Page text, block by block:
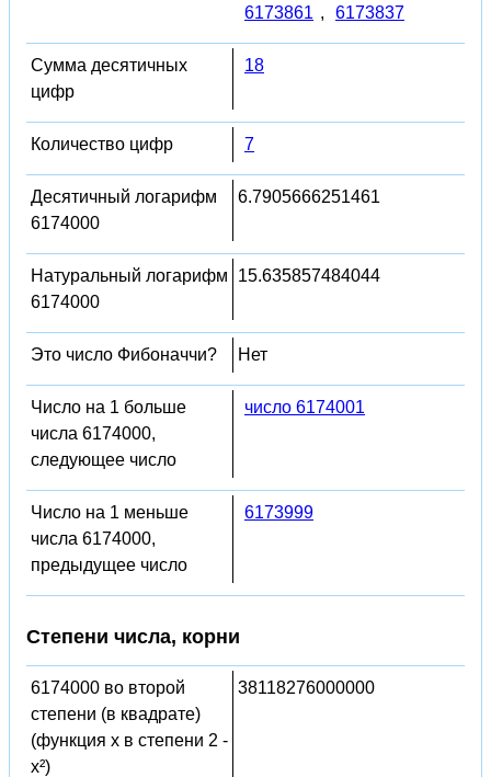
6173861 , 6173837
Сумма десятичных
цифр
18
Количество цифр 7
Десятичный логарифм
6174000
6.7905666251461
Натуральный логарифм
6174000
15.635857484044
Это число Фибоначчи? Нет
Число на 1 больше
числа 6174000,
следующее число
число 6174001
Число на 1 меньше
числа 6174000,
предыдущее число
6173999
Степени числа, корни
6174000 во второй
степени (в квадрате)
(функция x в степени 2 -
x²)
38118276000000